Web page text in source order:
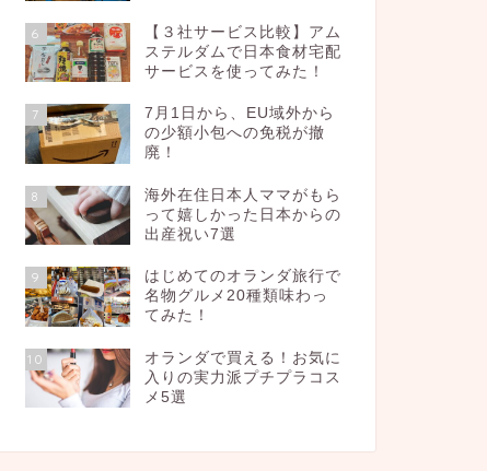
6
【３社サービス比較】アム
ステルダムで日本食材宅配
サービスを使ってみた！
7
7月1日から、EU域外から
の少額小包への免税が撤
廃！
8
海外在住日本人ママがもら
って嬉しかった日本からの
出産祝い7選
9
はじめてのオランダ旅行で
名物グルメ20種類味わっ
てみた！
10
オランダで買える！お気に
入りの実力派プチプラコス
メ5選